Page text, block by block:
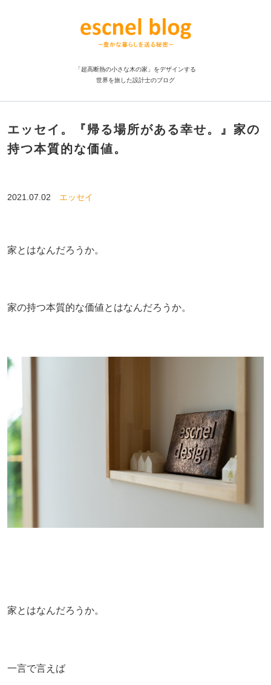
「超高断熱の小さな木の家」をデザインする
世界を旅した設計士のブログ
エッセイ。『帰る場所がある幸せ。』家の
持つ本質的な価値。
2021.07.02 エッセイ
家とはなんだろうか。
家の持つ本質的な価値とはなんだろうか。
家とはなんだろうか。
一言で言えば